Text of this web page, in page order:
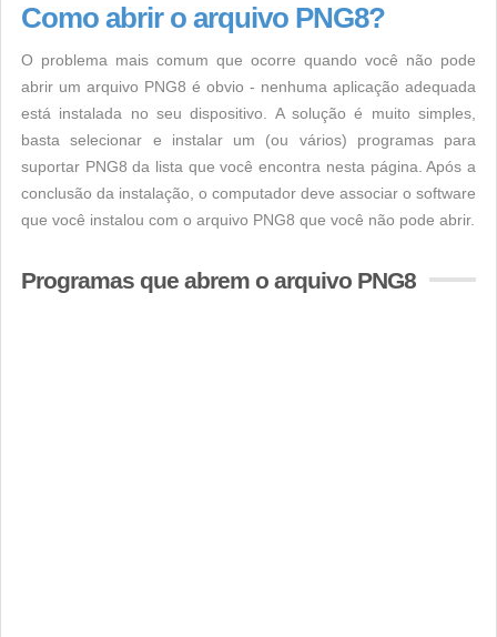
Como abrir o arquivo PNG8?
O problema mais comum que ocorre quando você não pode
abrir um arquivo PNG8 é obvio - nenhuma aplicação adequada
está instalada no seu dispositivo. A solução é muito simples,
basta selecionar e instalar um (ou vários) programas para
suportar PNG8 da lista que você encontra nesta página. Após a
conclusão da instalação, o computador deve associar o software
que você instalou com o arquivo PNG8 que você não pode abrir.
Programas que abrem o arquivo PNG8